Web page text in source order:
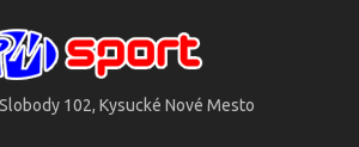
102, Kysucké Nové Mesto